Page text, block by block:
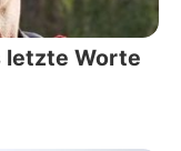
letzte Worte